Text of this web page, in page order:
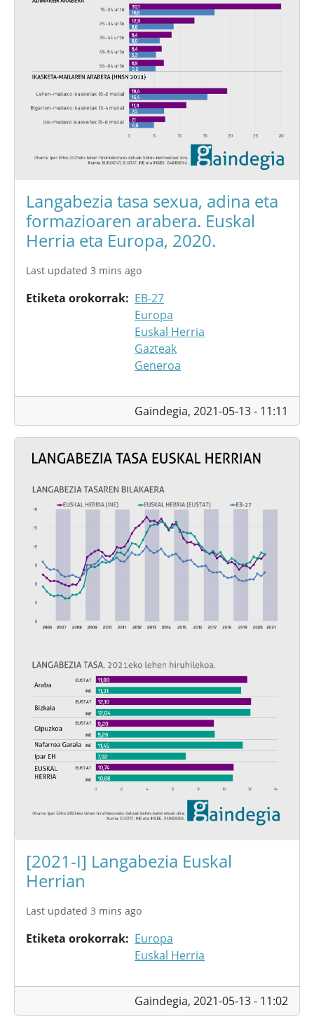
Langabezia tasa sexua, adina eta
formazioaren arabera. Euskal
Herria eta Europa, 2020.
Last updated 3 mins ago
Etiketa orokorrak
EB-27
Europa
Euskal Herria
Gazteak
Generoa
Gaindegia, 2021-05-13 - 11:11
[2021-I] Langabezia Euskal
Herrian
Last updated 3 mins ago
Etiketa orokorrak
Europa
Euskal Herria
Gaindegia, 2021-05-13 - 11:02